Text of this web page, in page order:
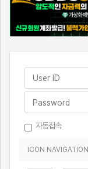
자동접속
ICON NAVIGATION